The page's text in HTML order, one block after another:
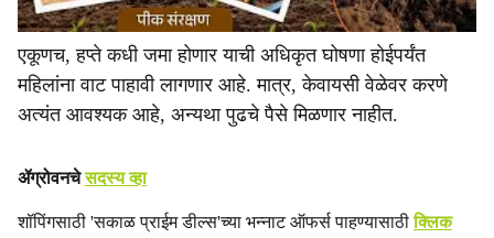
एकूणच, हप्ते कधी जमा होणार याची अधिकृत घोषणा होईपर्यंत
महिलांना वाट पाहावी लागणार आहे. मात्र, केवायसी वेळेवर करणे
अत्यंत आवश्यक आहे, अन्यथा पुढचे पैसे मिळणार नाहीत.
ॲग्रोवनचेसदस्य व्हा
शॉपिंगसाठी 'सकाळ प्राईम डील्स'च्या भन्नाट ऑफर्स पाहण्यासाठीक्लिक